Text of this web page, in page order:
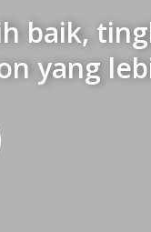
baik,
yang